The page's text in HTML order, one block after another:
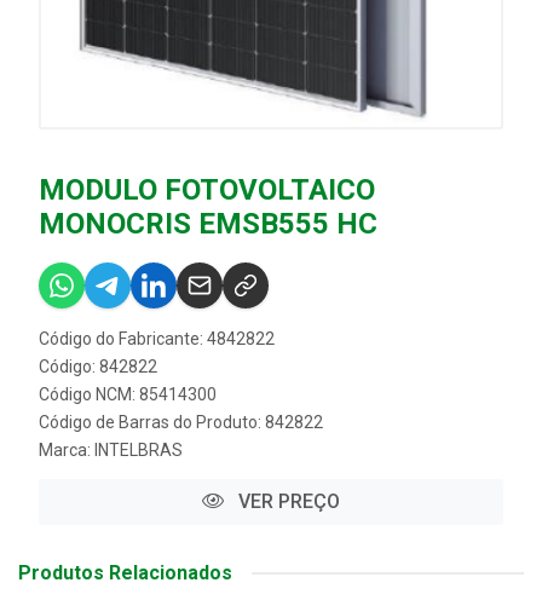
MODULO FOTOVOLTAICO
MONOCRIS EMSB555 HC
Código do Fabricante: 4842822
Código: 842822
Código NCM: 85414300
Código de Barras do Produto: 842822
Marca: INTELBRAS
VER PREÇO
Produtos Relacionados